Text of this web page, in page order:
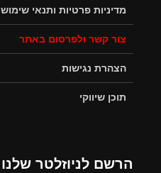
מדיניות פרטיות ותנאי שימוש
צור קשר ולפרסום באתר
הצהרת נגישות
תוכן שיווקי
הרשם לניוזלטר שלנו